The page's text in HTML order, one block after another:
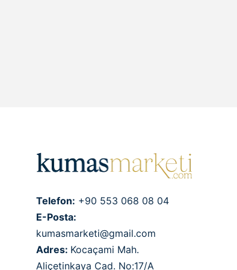
Telefon: +90 553 068 08 04
E-Posta:
kumasmarketi@gmail.com
Adres: Kocaçami Mah.
Aliçetinkaya Cad. No:17/A